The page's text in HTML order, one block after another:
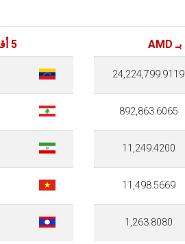
24,224,799.9119
892,863.6065
11,249.4200
11,498.5669
1,263.8080
5 أقل عملات مقارنة بـ AMD